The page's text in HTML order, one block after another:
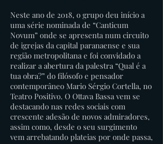
Neste ano de 2018, o grupo deu início a
uma série nominada de “Canticum
Novum” onde se apresenta num circuito
de igrejas da capital paranaense e sua
região metropolitana e foi convidado a
realizar a abertura da palestra “Qual é a
tua obra?” do filósofo e pensador
contemporâneo Mario Sérgio Cortella, no
Teatro Positivo. O Ottava Bassa vem se
destacando nas redes sociais com
crescente adesão de novos admiradores,
assim como, desde o seu surgimento
vem arrebatando plateias por onde passa,